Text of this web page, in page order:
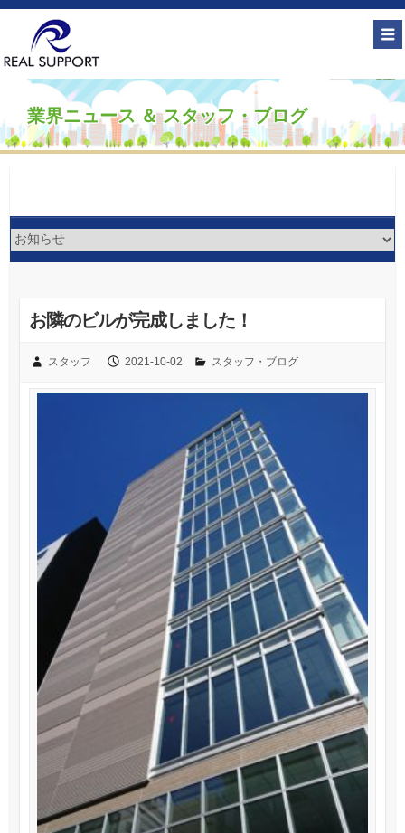
業界ニュース ＆ スタッフ・ブログ
お隣のビルが完成しました！
スタッフ 2021-10-02 スタッフ・ブログ